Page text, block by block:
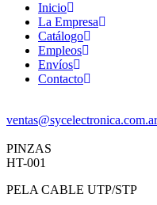
Inicio
La Empresa
Catálogo
Empleos
Envíos
Contacto
ventas@sycelectronica.com.ar
PINZAS
HT-001
PELA CABLE UTP/STP